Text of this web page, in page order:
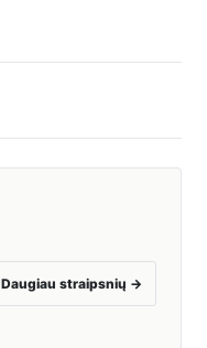
Daugiau straipsnių →